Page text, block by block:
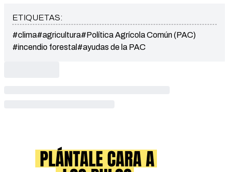
ETIQUETAS:
#clima#agricultura#Política Agrícola Común (PAC)
#incendio forestal #ayudas de la PAC